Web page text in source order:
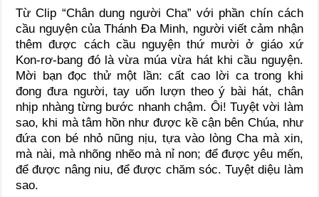
Từ Clip “Chân dung người Cha” với phần chín cách
cầu nguyện của Thánh Đa Minh, người viết cảm nhận
thêm được cách cầu nguyện thứ mười ở giáo xứ
Kon-rơ-bang đó là vừa múa vừa hát khi cầu nguyện.
Mời bạn đọc thử một lần: cất cao lời ca trong khi
đong đưa người, tay uốn lượn theo ý bài hát, chân
nhịp nhàng từng bước nhanh chậm. Ôi! Tuyệt vời làm
sao, khi mà tâm hồn như được kề cận bên Chúa, như
đứa con bé nhỏ nũng nịu, tựa vào lòng Cha mà xin,
mà nài, mà nhõng nhẽo mà nỉ non; để được yêu mến,
để được nâng niu, để được chăm sóc. Tuyệt diệu làm
sao.